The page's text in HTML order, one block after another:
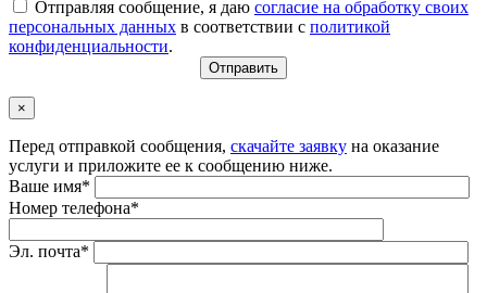
Отправляя сообщение, я даю согласие на обработку своих
персональных данных в соответствии с политикой
конфиденциальности.
×
Перед отправкой сообщения, скачайте заявку на оказание
услуги и приложите ее к сообщению ниже.
Ваше имя*
Номер телефона*
Эл. почта*